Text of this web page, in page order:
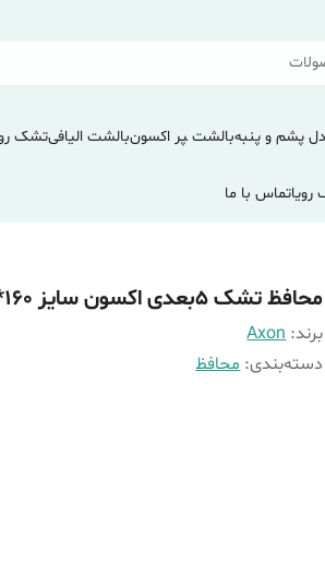
پشم و پنبهبالشت ‍‍‍پر اکسونبالشت الیافیتشک
تماس با ما
محافظ تشک 5بعدی اکسون سایز 160*200
برند: Axon
دسته‌بندی:محافظ